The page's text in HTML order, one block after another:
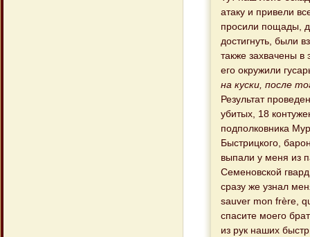
атаку и привели
просили пощады,
достигнуть, были
также захвачены
его окружили
на куски, после
Результат
убитых, 18
подполковника
Быстрицкого,
выпали у меня из
Семеновской
сразу же узнал
sauver mon frère,
спасите моего
из рук наших